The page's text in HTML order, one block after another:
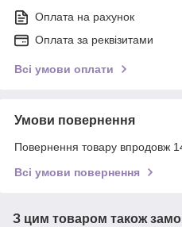
Оплата на рахунок
Оплата за реквізитами
Всі умови оплати
Умови повернення
Повернення товару впродовж
Всі умови повернення
З цим товаром також